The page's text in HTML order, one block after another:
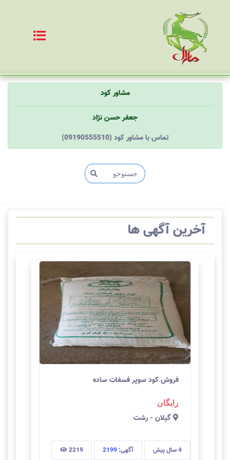
مشاور کود
جعفر حسن نژاد
(09190555510) تماس با مشاور کود
آخرین آگهی ها
فروش کود سوپر فسفات ساده
رایگان
گيلان - رشت
4 سال پیش آگهی:2199
2219